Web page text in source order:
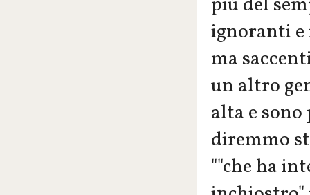
ignoranti e
ma
un altro
alta e
diremmo
""che ha